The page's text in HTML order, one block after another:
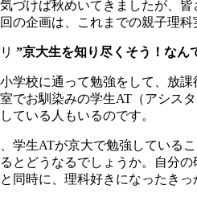
づけば秋めいてきましたが、
の企画は、これまでの親子理
”京大生を知り尽くそう！なん
学校に通って勉強をして、放
でお馴染みの学生AT（アシス
ている人もいるのです。
学生ATが京大で勉強している
とどうなるでしょうか。自分の
同時に、理科好きになったき